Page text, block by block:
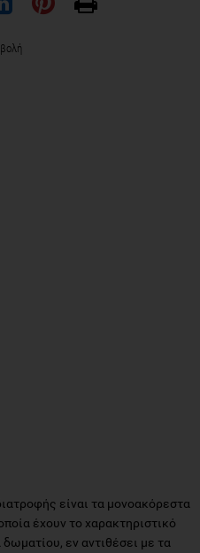
είναι τα μονοακόρεστα
έχουν το χαρακτηριστικό
εν αντιθέσει με τα